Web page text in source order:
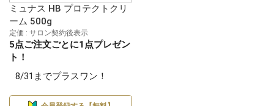
ミュナス HB プロテクトクリ
ーム 500g
定価 : サロン契約後表示
5点ご注文ごとに1点プレゼン
ト！
8/31までプラスワン！